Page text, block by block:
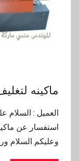
ماكينه
العميل : السلام
استفسار عن
وعليكم السلام